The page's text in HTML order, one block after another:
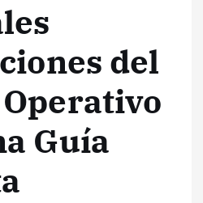
del
Guía